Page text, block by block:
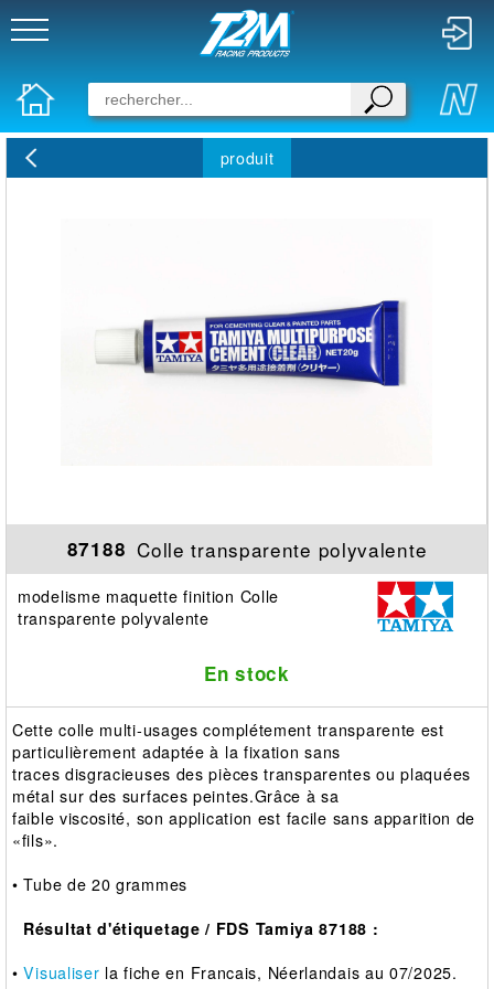
produit
87188 Colle transparente polyvalente
modelisme maquette finition Colle
transparente polyvalente
En stock
Cette colle multi-usages complétement transparente est
particulièrement adaptée à la fixation sans
traces disgracieuses des pièces transparentes ou plaquées
métal sur des surfaces peintes.Grâce à sa
faible viscosité, son application est facile sans apparition de
«fils».
• Tube de 20 grammes
Résultat d'étiquetage / FDS Tamiya 87188 :
•Visualiser la fiche en Francais, Néerlandais au 07/2025.